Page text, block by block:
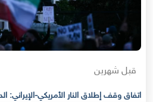
قبل شهرين
اتفاق وقف إطلاق النار الأمريكي-الإيراني: